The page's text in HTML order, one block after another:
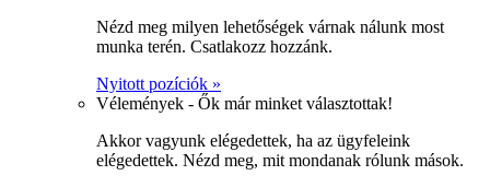
Nézd meg milyen lehetőségek várnak nálunk most
munka terén. Csatlakozz hozzánk.
Nyitott pozíciók »
Vélemények - Ők már minket választottak!
Akkor vagyunk elégedettek, ha az ügyfeleink
elégedettek. Nézd meg, mit mondanak rólunk mások.